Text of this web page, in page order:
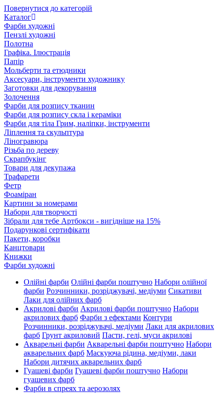
Повернутися до категорій
Каталог
Фарби художні
Пензлі художні
Полотна
Графіка. Ілюстрація
Папір
Мольберти та етюдники
Аксесуари, інструменти художнику
Заготовки для декорування
Золочення
Фарби для розпису тканин
Фарби для розпису скла і кераміки
Фарби для тіла Грим, наліпки, інструменти
Ліплення та скульптура
Ліногравюра
Різьба по дереву
Скрапбукінг
Товари для декупажа
Трафарети
Фетр
Фоаміран
Картини за номерами
Набори для творчості
Зібрали для тебе Артбокси - вигідніше на 15%
Подарункові сертифікати
Пакети, коробки
Канцтовари
Книжки
Фарби художні
Олійні фарби Олійні фарби поштучно Набори олійної
фарби Розчинники, розріджувачі, медіуми Сикативи
Лаки для олійних фарб
Акрилові фарби Акрилові фарби поштучно Набори
акрилових фарб Фарби з ефектами Контури
Розчинники, розріджувачі, медіуми Лаки для акрилових
фарб Грунт акриловий Пасти, гелі, муси акрилові
Акварельні фарби Акварельні фарби поштучно Набори
акварельних фарб Маскуюча рідина, медіуми, лаки
Набори дитячих акварельних фарб
Гуашеві фарби Гуашеві фарби поштучно Набори
гуашевих фарб
Фарби в спреях та аерозолях